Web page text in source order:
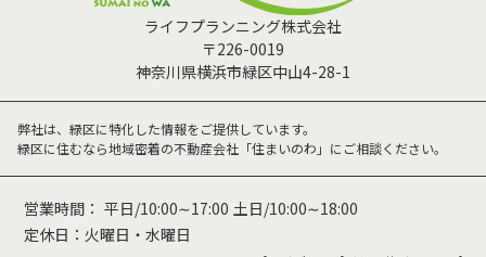
弊社は、緑区に特化した情報をご提供しています。
緑区に住むなら地域密着の不動産会社「住まいのわ」にご相談ください。
ライフプランニング株式会社
〒226-0019
神奈川県横浜市緑区中山4-28-1
営業時間： 平日/10:00∼17:00 土日/10:00∼18:00
定休日：火曜日・水曜日